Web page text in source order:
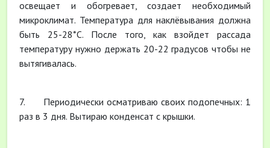
освещает и обогревает, создает необходимый
микроклимат. Температура для наклёвывания должна
быть 25-28*С. После того, как взойдет рассада
температуру нужно держать 20-22 градусов чтобы не
вытягивалась.
7. Периодически осматриваю своих подопечных: 1
раз в 3 дня. Вытираю конденсат с крышки.